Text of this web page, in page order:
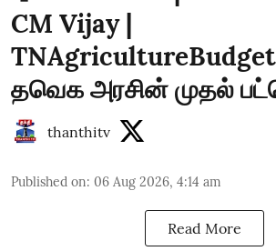
CM Vijay |
தவெக அரசின் முதல்
thanthitv
Published on: 06 Aug 2026, 4:14 am
Read More